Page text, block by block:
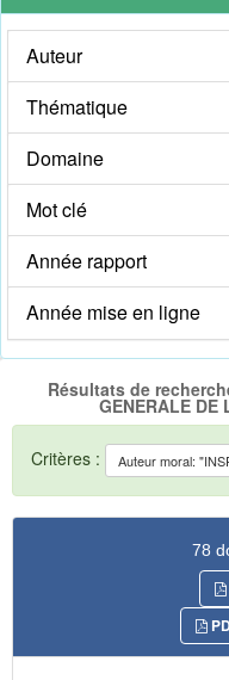
Auteur
Thématique
Domaine
Mot clé
Année rapport
Année mise en ligne
Résultats de
GENERALE DE
Critères :
78